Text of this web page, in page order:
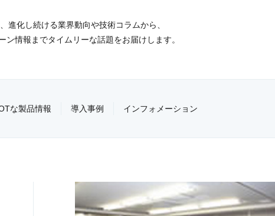
進化し続ける業界動向や技術コラムから、
情報までタイムリーな話題をお届けします。
な製品情報 導入事例 インフォメーション